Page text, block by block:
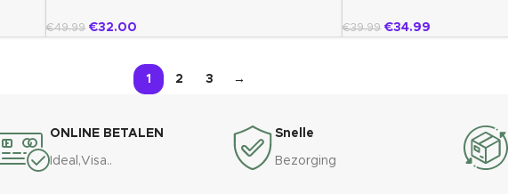
€49.99 €32.00 €39.99 €34.99
1 2 3 →
ONLINE BETALEN
Ideal,Visa..
Snelle
Bezorging